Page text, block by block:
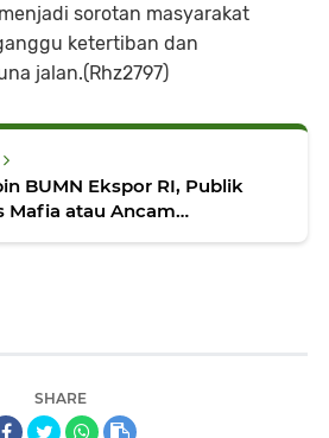
sorotan masyarakat
ketertiban dan
jalan.(Rhz2797)
BUMN Ekspor RI, Publik
Mafia atau Ancam
SHARE